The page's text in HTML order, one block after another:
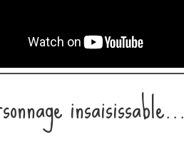
insaisissable…